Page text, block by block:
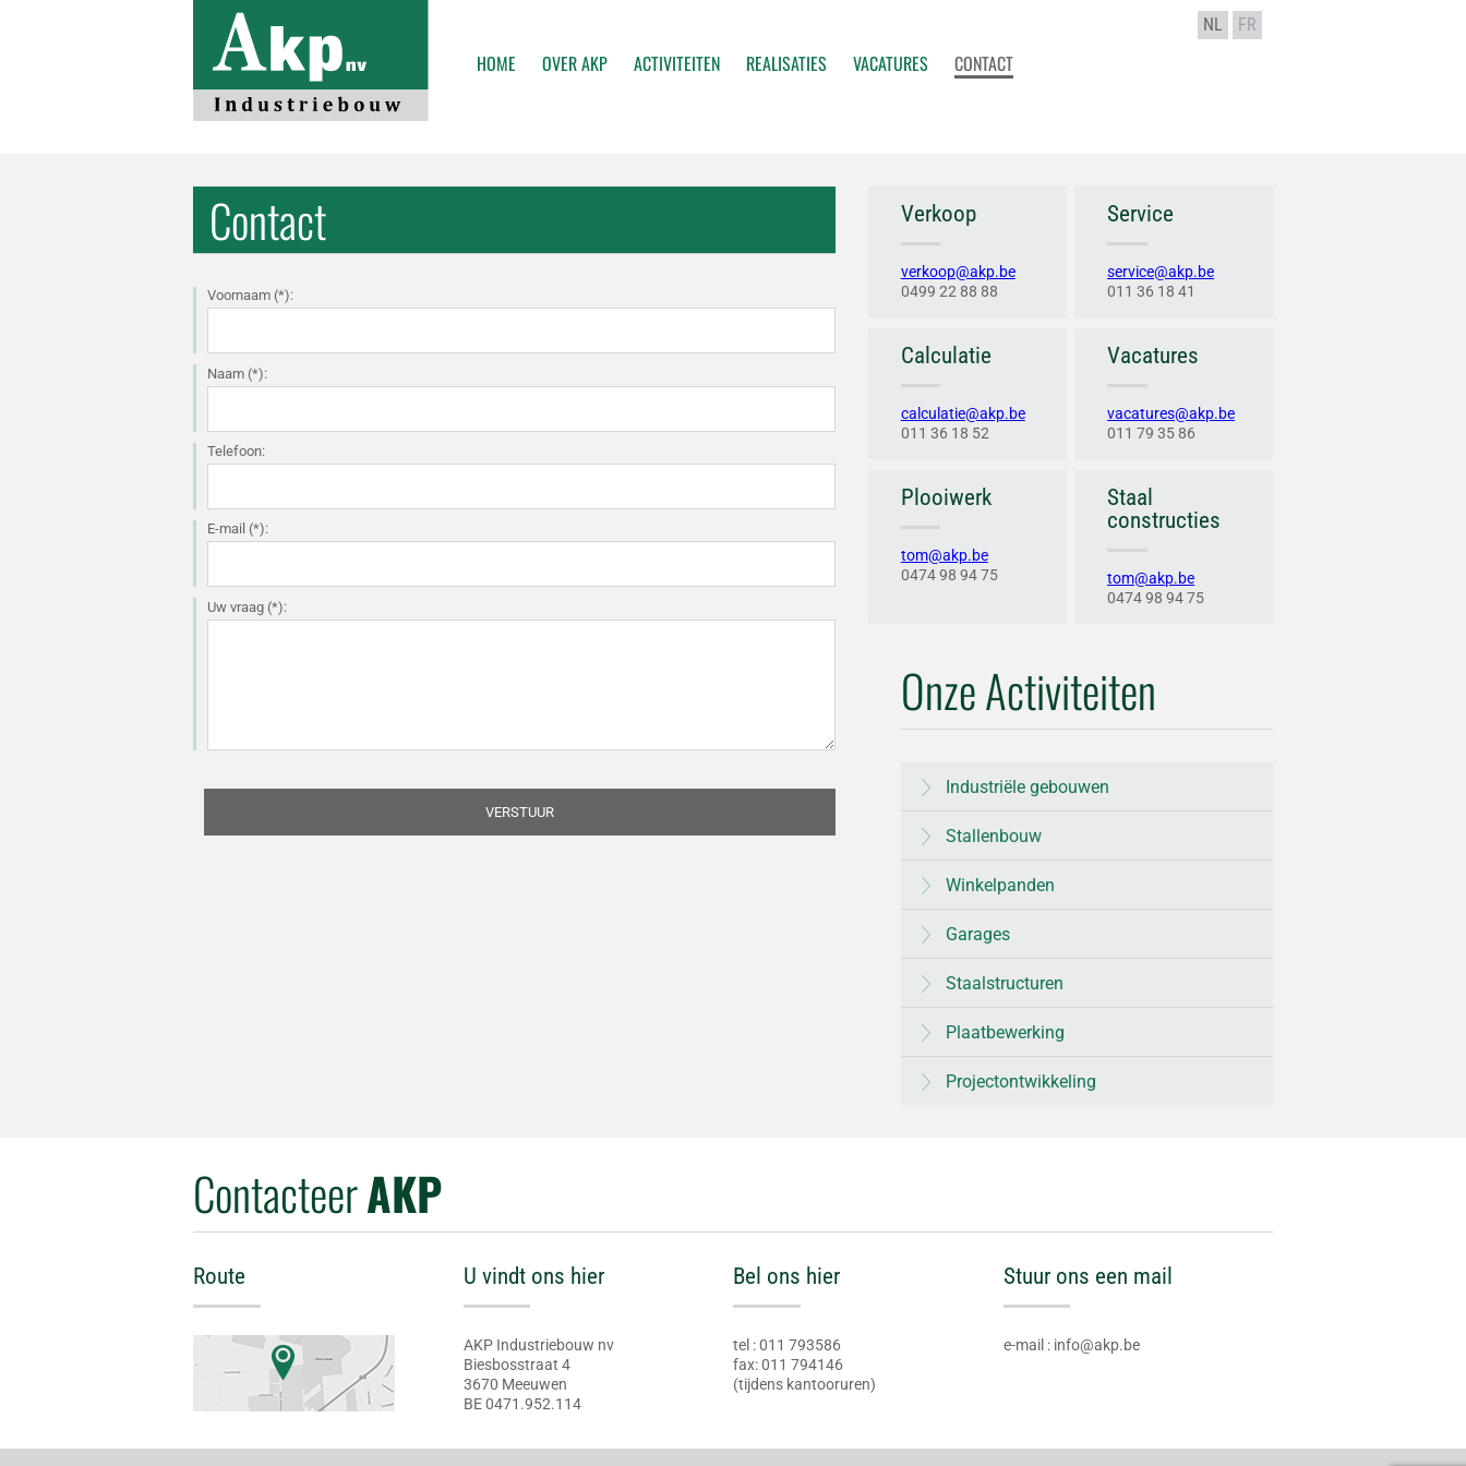
HOME OVER AKP ACTIVITEITEN REALISATIES VACATURES CONTACT
NL FR
Contact
Voornaam (*):
Naam (*):
Telefoon:
E-mail (*):
Uw vraag (*):
Verkoop
verkoop@akp.be
0499 22 88 88
Service
service@akp.be
011 36 18 41
Calculatie
calculatie@akp.be
011 36 18 52
Vacatures
vacatures@akp.be
011 79 35 86
Plooiwerk
tom@akp.be
0474 98 94 75
Staal
constructies
tom@akp.be
0474 98 94 75
Onze Activiteiten
Industriële gebouwen
Stallenbouw
Winkelpanden
Garages
Staalstructuren
Plaatbewerking
Projectontwikkeling
ContacteerAKP
Route U vindt ons hier
AKP Industriebouw nv
Biesbosstraat 4
3670 Meeuwen
BE 0471.952.114
Bel ons hier
tel : 011 793586
fax: 011 794146
(tijdens kantooruren)
Stuur ons een mail
e-mail : info@akp.be